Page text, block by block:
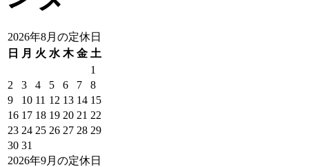
2026年8月の定休日
日
月 火 水 木 金 土
1
2
3 4 5 6 7
8
9
10 11 12 13 14 15
16 17 18 19 20 21 22
23 24 25 26 27 28 29
30 31
2026年9月の定休日